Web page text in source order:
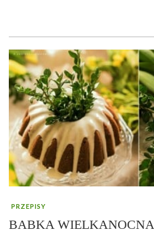
PRZEPISY
BABKA WIELKANOCNA